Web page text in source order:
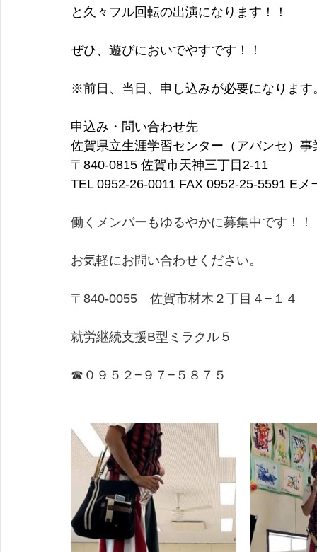
と久々フル回転の出演になります！！
ぜひ、遊びにおいでやすです！！
※前日、当日、申し込みが必要になります
申込み・問い合わせ先
佐賀県立生涯学習センター（アバンセ）
〒840-0815 佐賀市天神三丁目2-11
TEL 0952-26-0011 FAX 0952-25-5591 Eメ
働くメンバーもゆるやかに募集中です！！
お気軽にお問い合わせください。
​〒840-0055　佐賀市材木２丁目４−１４
就労継続支援B型ミラクル５
​☎０９５２−９７−５８７５